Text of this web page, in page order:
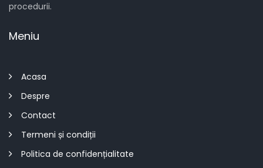
procedurii.
Meniu
Acasa
Despre
Contact
Termeni și condiții
Politica de confidențialitate